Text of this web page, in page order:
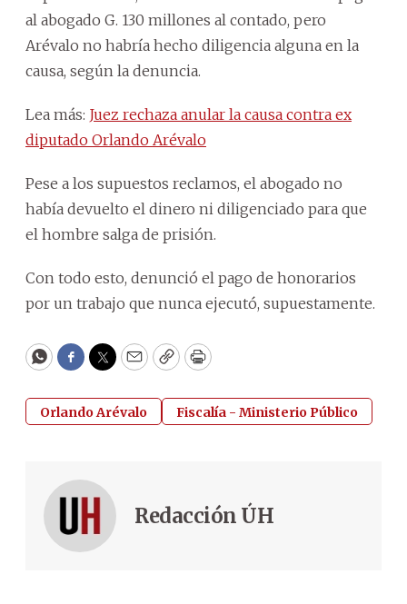
al abogado G. 130 millones al contado, pero
Arévalo no habría hecho diligencia alguna en la
causa, según la denuncia.
Lea más: Juez rechaza anular la causa contra ex
diputado Orlando Arévalo
Pese a los supuestos reclamos, el abogado no
había devuelto el dinero ni diligenciado para que
el hombre salga de prisión.
Con todo esto, denunció el pago de honorarios
por un trabajo que nunca ejecutó, supuestamente.
WhatsApp
Facebook
Twitter
EmailCopyPrint
Orlando Arévalo Fiscalía - Ministerio Público
Redacción ÚH